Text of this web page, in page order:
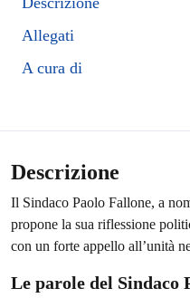
Allegati
A cura di
Descrizione
Il Sindaco Paolo Fallone, a
propone la sua riflessione
con un forte appello all’unità
Le parole del Sindaco